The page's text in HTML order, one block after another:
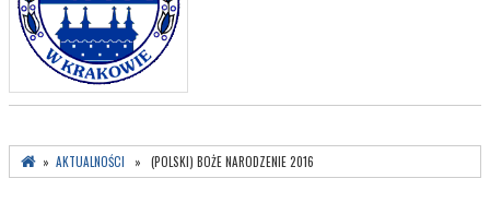
» AKTUALNOŚCI » (POLSKI) BOŻE NARODZENIE 2016